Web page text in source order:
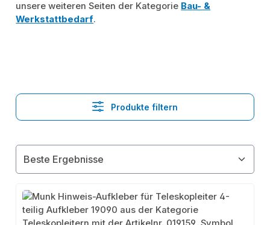
unsere weiteren Seiten der Kategorie Bau- &
Werkstattbedarf.
Produkte filtern